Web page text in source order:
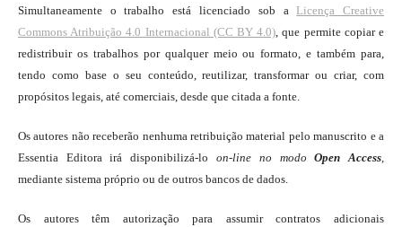
Simultaneamente o trabalho está licenciado sob a Licença Creative
Commons Atribuição 4.0 Internacional (CC BY 4.0), que permite copiar e
redistribuir os trabalhos por qualquer meio ou formato, e também para,
tendo como base o seu conteúdo, reutilizar, transformar ou criar, com
propósitos legais, até comerciais, desde que citada a fonte.
Os autores não receberão nenhuma retribuição material pelo manuscrito e a
Essentia Editora irá disponibilizá-lo on-line no modo Open Access,
mediante sistema próprio ou de outros bancos de dados.
Os autores têm autorização para assumir contratos adicionais